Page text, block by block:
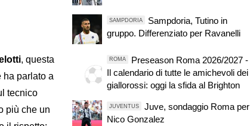
, questa
ha parlato a
tecnico
più che un
SAMPDORIA
Sampdoria, Tutino in
gruppo. Differenziato per Ravanelli
ROMA
Preseason Roma 2026/2027 -
Il calendario di tutte le amichevoli dei
giallorossi: oggi la sfida al Brighton
JUVENTUS
Juve, sondaggio Roma per
Nico Gonzalez